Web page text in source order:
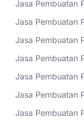
Jasa Pembuatan
Jasa Pembuatan
Jasa Pembuatan
Jasa Pembuatan
Jasa Pembuatan
Jasa Pembuatan
Jasa Pembuatan